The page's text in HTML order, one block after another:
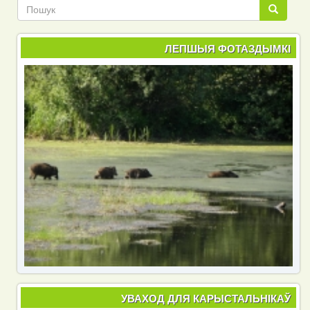
Пошук
Пошук
ЛЕПШЫЯ ФОТАЗДЫМКІ
УВАХОД ДЛЯ КАРЫСТАЛЬНІКАЎ